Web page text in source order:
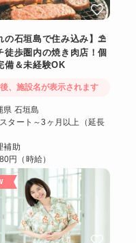
の石垣島で住み込み】⛱
徒歩圏内の焼き肉店！個
備＆未経験OK
、施設名が表示されます
県 石垣島
タート～3ヶ月以上（延長
補助
円 （時給）